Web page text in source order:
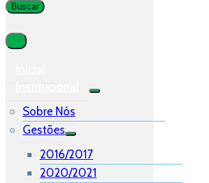
Sobre Nós
Gestões
2016/2017
2020/2021